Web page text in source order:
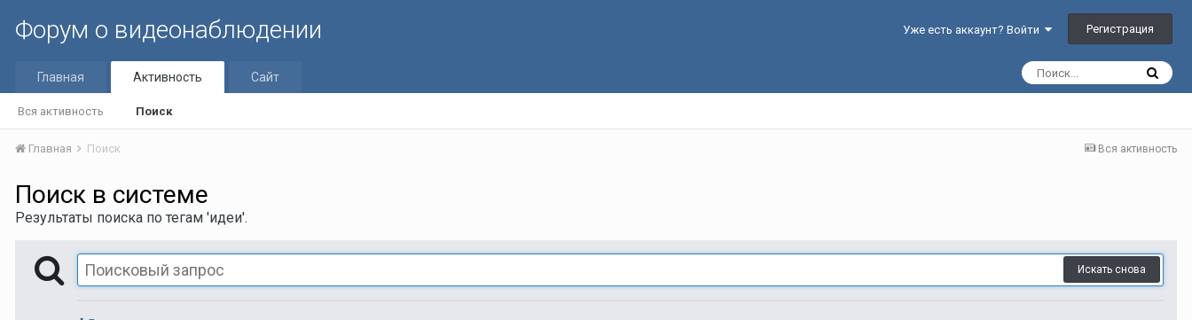
Форум о видеонаблюдении Уже есть аккаунт? Войти Регистрация
Главная Активность
Вся активность Поиск
Сайт
Вся активность
Главная Поиск
Поиск в системе
Результаты поиска по тегам 'идеи'.
Искать снова